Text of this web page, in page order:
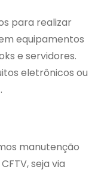
para realizar
equipamentos
e servidores.
eletrônicos ou
manutenção
seja via